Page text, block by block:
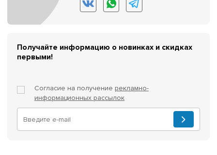
Получайте информацию о новинках и скидках
первыми!
Согласие на получение рекламно-
информационных рассылок